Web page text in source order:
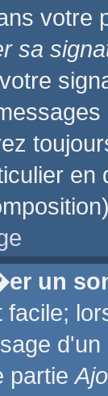
sa
un
partie